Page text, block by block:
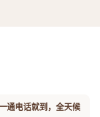
通电话就到，全天候